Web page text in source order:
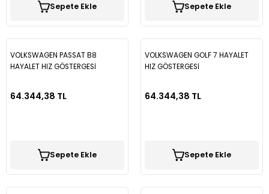
Sepete Ekle Sepete Ekle
VOLKSWAGEN PASSAT B8
HAYALET HIZ GÖSTERGESİ
64.344,38 TL
Sepete Ekle
VOLKSWAGEN GOLF 7 HAYALET
HIZ GÖSTERGESİ
64.344,38 TL
Sepete Ekle